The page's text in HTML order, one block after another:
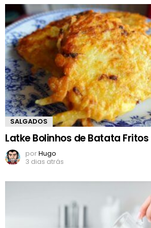
SALGADOS
Latke Bolinhos de Batata
porHugo
3 dias atrás